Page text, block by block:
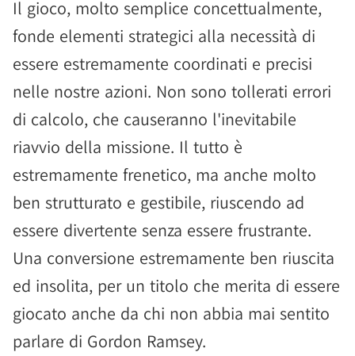
Il gioco, molto semplice concettualmente,
fonde elementi strategici alla necessità di
essere estremamente coordinati e precisi
nelle nostre azioni. Non sono tollerati errori
di calcolo, che causeranno l'inevitabile
riavvio della missione. Il tutto è
estremamente frenetico, ma anche molto
ben strutturato e gestibile, riuscendo ad
essere divertente senza essere frustrante.
Una conversione estremamente ben riuscita
ed insolita, per un titolo che merita di essere
giocato anche da chi non abbia mai sentito
parlare di Gordon Ramsey.